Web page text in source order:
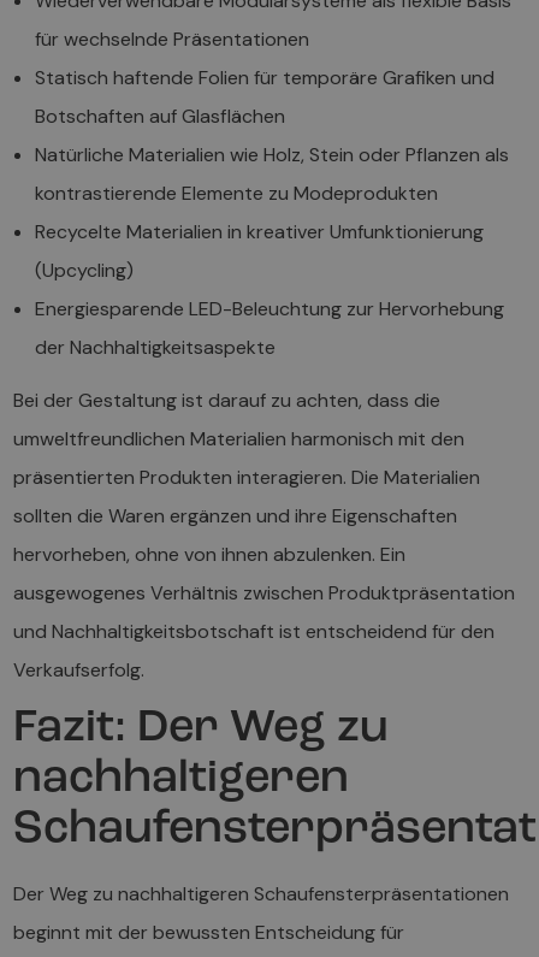
für wechselnde Präsentationen
Statisch haftende Folien für temporäre Grafiken und
Botschaften auf Glasflächen
Natürliche Materialien wie Holz, Stein oder Pflanzen als
kontrastierende Elemente zu Modeprodukten
Recycelte Materialien in kreativer Umfunktionierung
(Upcycling)
Energiesparende LED-Beleuchtung zur Hervorhebung
der Nachhaltigkeitsaspekte
Bei der Gestaltung ist darauf zu achten, dass die
umweltfreundlichen Materialien harmonisch mit den
präsentierten Produkten interagieren. Die Materialien
sollten die Waren ergänzen und ihre Eigenschaften
hervorheben, ohne von ihnen abzulenken. Ein
ausgewogenes Verhältnis zwischen Produktpräsentation
und Nachhaltigkeitsbotschaft ist entscheidend für den
Verkaufserfolg.
Fazit: Der Weg zu
nachhaltigeren
Der Weg zu nachhaltigeren Schaufensterpräsentationen
beginnt mit der bewussten Entscheidung für